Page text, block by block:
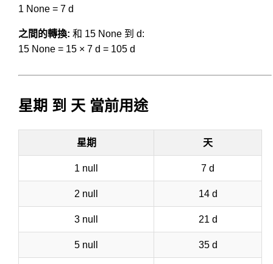
1 None = 7 d
之間的轉換: 和 15 None 到 d:
15 None = 15 × 7 d = 105 d
星期 到 天 當前用途
星期 天
1 null 7 d
2 null 14 d
3 null 21 d
5 null 35 d